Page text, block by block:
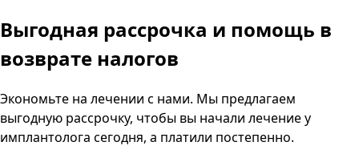
Выгодная рассрочка и помощь в
возврате налогов
Экономьте на лечении с нами. Мы предлагаем
выгодную рассрочку, чтобы вы начали лечение у
имплантолога сегодня, а платили постепенно.